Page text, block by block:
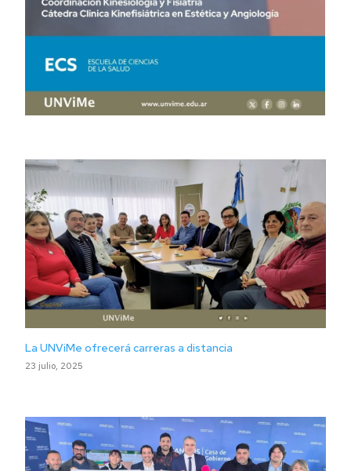
La UNViMe ofrecerá carreras a distancia
23 julio, 2025